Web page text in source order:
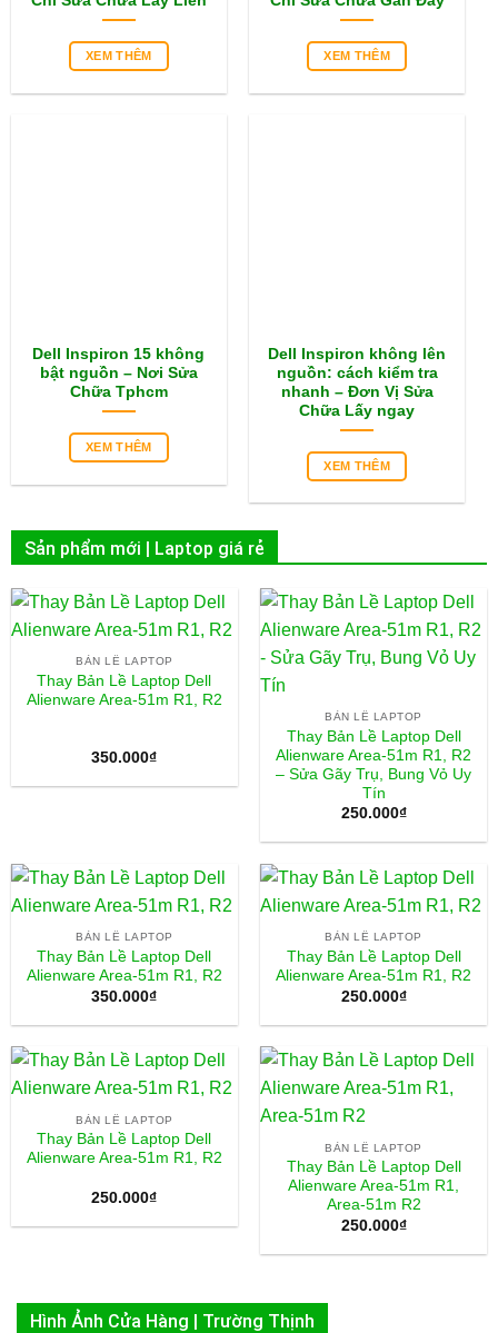
XEM THÊM XEM THÊM
Dell Inspiron 15 không
bật nguồn – Nơi Sửa
Chữa Tphcm
XEM THÊM
Dell Inspiron không lên
nguồn: cách kiểm tra
nhanh – Đơn Vị Sửa
Chữa Lấy ngay
XEM THÊM
Sản phẩm mới | Laptop giá rẻ
BẢN LỀ LAPTOP
Thay Bản Lề Laptop Dell
Alienware Area-51m R1, R2
350.000₫
BẢN LỀ LAPTOP
Thay Bản Lề Laptop Dell
Alienware Area-51m R1, R2
– Sửa Gãy Trụ, Bung Vỏ Uy
Tín
250.000₫
BẢN LỀ LAPTOP
Thay Bản Lề Laptop Dell
Alienware Area-51m R1, R2
350.000₫
BẢN LỀ LAPTOP
Thay Bản Lề Laptop Dell
Alienware Area-51m R1, R2
250.000₫
BẢN LỀ LAPTOP
Thay Bản Lề Laptop Dell
Alienware Area-51m R1, R2
250.000₫
BẢN LỀ LAPTOP
Thay Bản Lề Laptop Dell
Alienware Area-51m R1,
Area-51m R2
250.000₫
Hình Ảnh Cửa Hàng | Trường Thịnh